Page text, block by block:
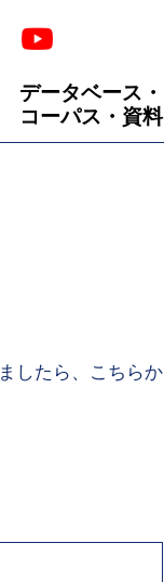
データベース・
コーパス・資料
したら、こちらか